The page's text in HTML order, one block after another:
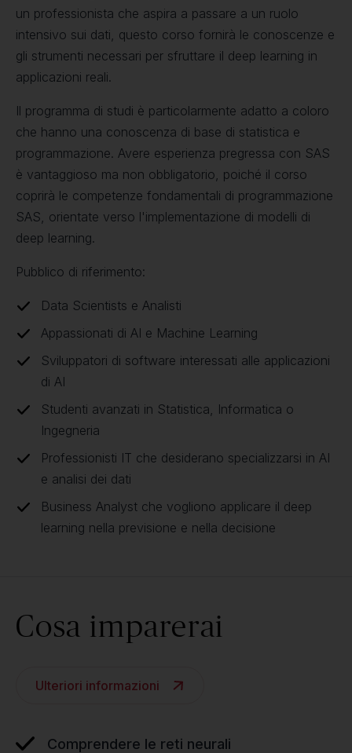
un professionista che aspira a passare a un ruolo
intensivo sui dati, questo corso fornirà le conoscenze e
gli strumenti necessari per sfruttare il deep learning in
applicazioni reali.
Il programma di studi è particolarmente adatto a coloro
che hanno una conoscenza di base di statistica e
programmazione. Avere esperienza pregressa con SAS
è vantaggioso ma non obbligatorio, poiché il corso
coprirà le competenze fondamentali di programmazione
SAS, orientate verso l'implementazione di modelli di
deep learning.
Pubblico di riferimento:
Data Scientists e Analisti
Appassionati di AI e Machine Learning
Sviluppatori di software interessati alle applicazioni
di AI
Studenti avanzati in Statistica, Informatica o
Ingegneria
Professionisti IT che desiderano specializzarsi in AI
e analisi dei dati
Business Analyst che vogliono applicare il deep
learning nella previsione e nella decisione
Cosa imparerai
Ulteriori informazioni
Comprendere le reti neurali